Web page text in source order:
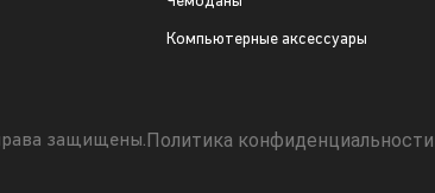
Компьютерные аксессуары
защищены.Политика конфиденциальности